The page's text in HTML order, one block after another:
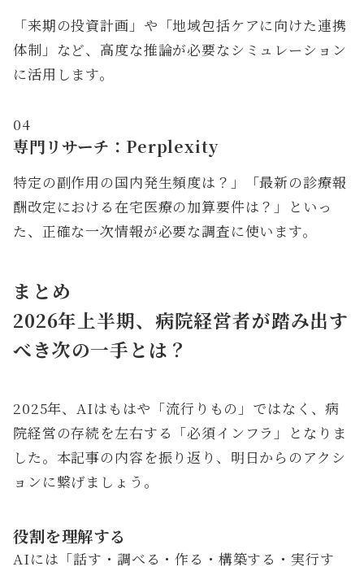
「来期の投資計画」や「地域包括ケアに向けた連携
体制」など、高度な推論が必要なシミュレーション
に活用します。
04
専門リサーチ：Perplexity
特定の副作用の国内発生頻度は？」「最新の診療報
酬改定における在宅医療の加算要件は？」といっ
た、正確な一次情報が必要な調査に使います。
まとめ
2026年上半期、病院経営者が踏み出す
べき次の一手とは？
2025年、AIはもはや「流行りもの」ではなく、病
院経営の存続を左右する「必須インフラ」となりま
した。本記事の内容を振り返り、明日からのアクシ
ョンに繋げましょう。
役割を理解する
AIには「話す・調べる・作る・構築する・実行す